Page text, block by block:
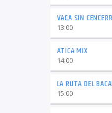
VACA SIN
13:00
ATICA MIX
14:00
LA RUTA DEL
15:00